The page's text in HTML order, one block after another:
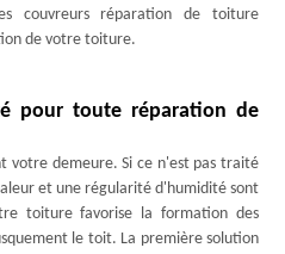
couvreurs réparation de toiture
de votre toiture.
pour toute réparation de
votre demeure. Si ce n'est pas traité
et une régularité d'humidité sont
toiture favorise la formation des
le toit. La première solution